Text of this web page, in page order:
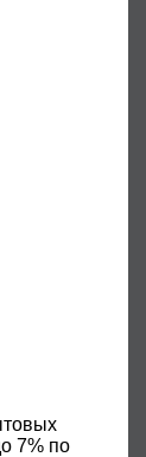
7% по